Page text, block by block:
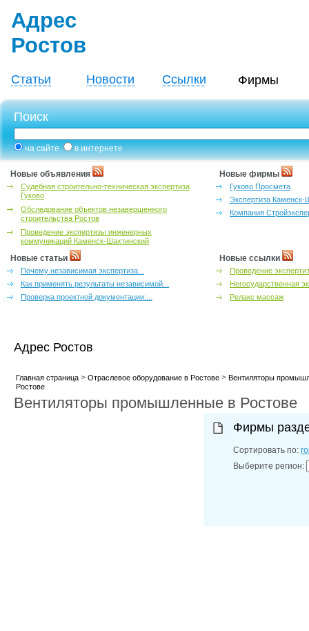
Адрес
Ростов
Статьи Новости Ссылки Фирмы
Поиск
на сайте в интернете
Новые объявления
Судебная строительно-техническая экспертиза
Гуково
Обследование объектов незавершенного
строительства Ростов
Проведение экспертизы инженерных
коммуникаций Каменск-Шахтинский
Новые фирмы
Гуково Просмета
Экспертиза Каменск-
Компания
Новые статьи
Почему независимая экспертиза...
Как применять результаты независимой...
Проверка проектной документации:...
Новые ссылки
Проведение
Негосударственная
Релакс массаж
Адрес Ростов
Главная страница> Отраслевое оборудование в Ростове> Вентиляторы
Ростове
Вентиляторы промышленные в Ростове
Фирмы
Сортировать по:
Выберите регион: